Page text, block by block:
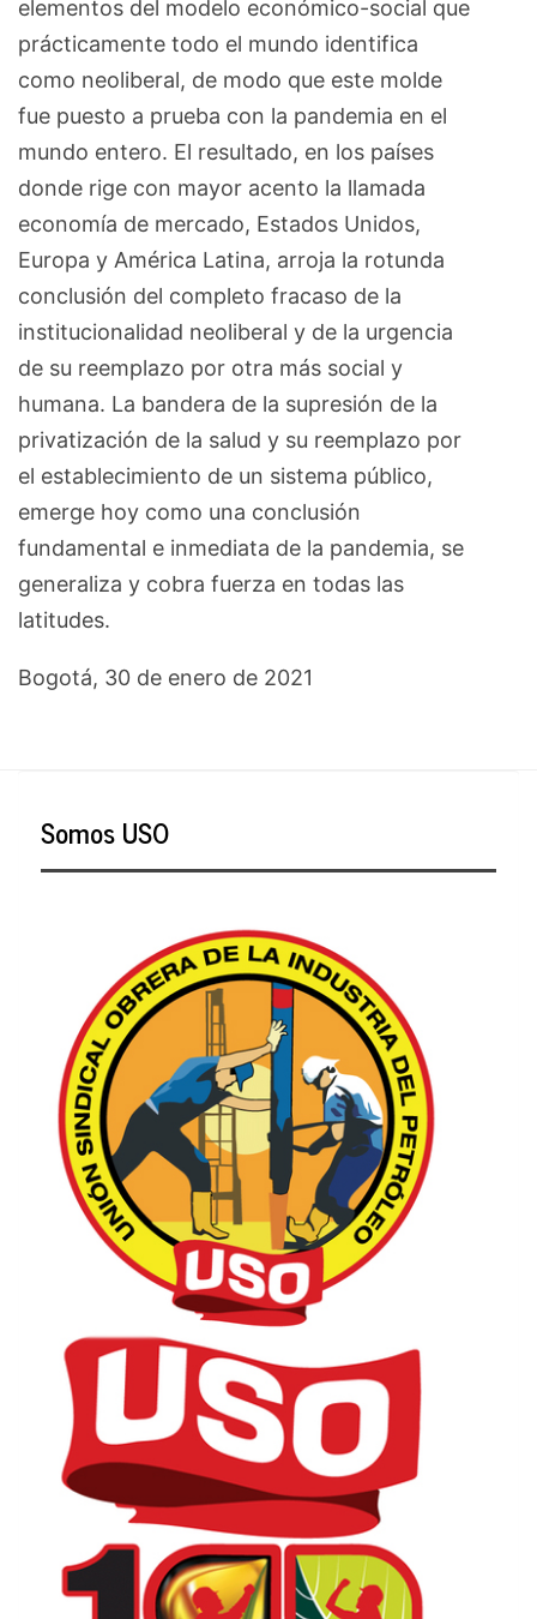
elementos del modelo económico-social que
prácticamente todo el mundo identifica
como neoliberal, de modo que este molde
fue puesto a prueba con la pandemia en el
mundo entero. El resultado, en los países
donde rige con mayor acento la llamada
economía de mercado, Estados Unidos,
Europa y América Latina, arroja la rotunda
conclusión del completo fracaso de la
institucionalidad neoliberal y de la urgencia
de su reemplazo por otra más social y
humana. La bandera de la supresión de la
privatización de la salud y su reemplazo por
el establecimiento de un sistema público,
emerge hoy como una conclusión
fundamental e inmediata de la pandemia, se
generaliza y cobra fuerza en todas las
latitudes.
Bogotá, 30 de enero de 2021
Somos USO